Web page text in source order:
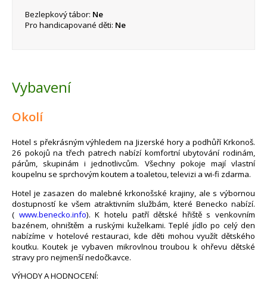
Bezlepkový tábor: Ne
Pro handicapované děti: Ne
Vybavení
Okolí
Hotel s překrásným výhledem na Jizerské hory a podhůří Krkonoš.
26 pokojů na třech patrech nabízí komfortní ubytování rodinám,
párům, skupinám i jednotlivcům. Všechny pokoje mají vlastní
koupelnu se sprchovým koutem a toaletou, televizi a wi-fi zdarma.
Hotel je zasazen do malebné krkonošské krajiny, ale s výbornou
dostupností ke všem atraktivním službám, které Benecko nabízí.
( www.benecko.info). K hotelu patří dětské hřiště s venkovním
bazénem, ohništěm a ruskými kuželkami. Teplé jídlo po celý den
nabízíme v hotelové restauraci, kde děti mohou využít dětského
koutku. Koutek je vybaven mikrovlnou troubou k ohřevu dětské
stravy pro nejmenší nedočkavce.
VÝHODY A HODNOCENÍ: